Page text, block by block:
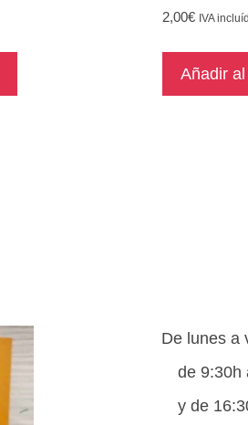
2,00€ IVA
Añadir
De lunes a
de 9:30h
y de